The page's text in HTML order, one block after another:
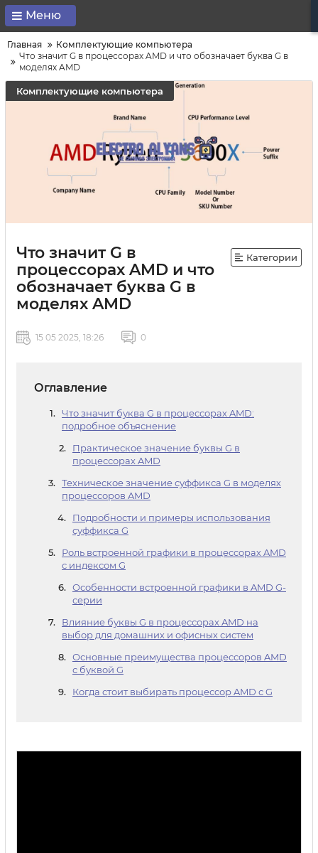
Меню
Главная
Комплектующие компьютера
Что значит G в процессорах AMD и что обозначает буква G в
моделях AMD
Комплектующие компьютера
Что значит G в
процессорах AMD и что
обозначает буква G в
моделях AMD
Категории
15 05 2025, 18:26 0
Оглавление
Что значит буква G в процессорах AMD:
подробное объяснение
Практическое значение буквы G в
процессорах AMD
Техническое значение суффикса G в моделях
процессоров AMD
Подробности и примеры использования
суффикса G
Роль встроенной графики в процессорах AMD
с индексом G
Особенности встроенной графики в AMD G-
серии
Влияние буквы G в процессорах AMD на
выбор для домашних и офисных систем
Основные преимущества процессоров AMD
с буквой G
Когда стоит выбирать процессор AMD с G